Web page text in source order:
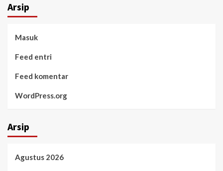
Arsip
Masuk
Feed entri
Feed komentar
WordPress.org
Arsip
Agustus 2026